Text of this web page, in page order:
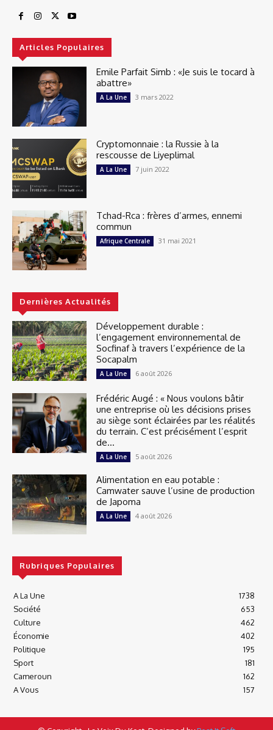
Articles Populaires
Emile Parfait Simb : «Je suis le tocard à
abattre»
A La Une 3 mars 2022
Cryptomonnaie : la Russie à la
rescousse de Liyeplimal
A La Une 7 juin 2022
Tchad-Rca : frères d’armes, ennemi
commun
Afrique Centrale 31 mai 2021
Dernières Actualités
Développement durable :
l’engagement environnemental de
Socfinaf à travers l’expérience de la
Socapalm
A La Une 6 août 2026
Frédéric Augé : « Nous voulons bâtir
une entreprise où les décisions prises
au siège sont éclairées par les réalités
du terrain. C’est précisément l’esprit
de...
A La Une 5 août 2026
Alimentation en eau potable :
Camwater sauve l’usine de production
de Japoma
A La Une 4 août 2026
Rubriques Populaires
A La Une
1738
Société
653
Culture
462
Économie
402
Politique
195
Sport
181
Cameroun
162
A Vous
157